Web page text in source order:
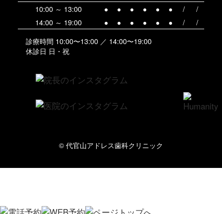
10:00 ～ 13:00
● ● ● ● ● ● /
/
14:00 ～ 19:00
● ● ● ● ● ● /
/
診療時間 10:00〜13:00 ／ 14:00〜19:00
休診日 日・祝
© 代官山アドレス歯科クリニック